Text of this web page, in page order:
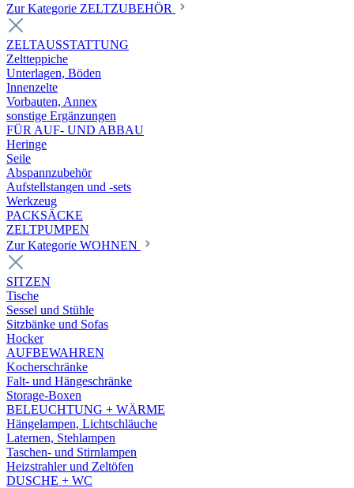
Zur Kategorie ZELTZUBEHÖR
ZELTAUSSTATTUNG
Zeltteppiche
Unterlagen, Böden
Innenzelte
Vorbauten, Annex
sonstige Ergänzungen
FÜR AUF- UND ABBAU
Heringe
Seile
Abspannzubehör
Aufstellstangen und -sets
Werkzeug
PACKSÄCKE
ZELTPUMPEN
Zur Kategorie WOHNEN
SITZEN
Tische
Sessel und Stühle
Sitzbänke und Sofas
Hocker
AUFBEWAHREN
Kocherschränke
Falt- und Hängeschränke
Storage-Boxen
BELEUCHTUNG + WÄRME
Hängelampen, Lichtschläuche
Laternen, Stehlampen
Taschen- und Stirnlampen
Heizstrahler und Zeltöfen
DUSCHE + WC